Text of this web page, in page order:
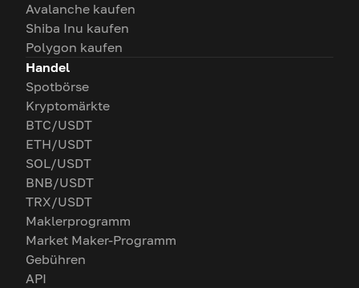
Avalanche kaufen
Shiba Inu kaufen
Polygon kaufen
Handel
Spotbörse
Kryptomärkte
BTC/USDT
ETH/USDT
SOL/USDT
BNB/USDT
TRX/USDT
Maklerprogramm
Market Maker-Programm
Gebühren
API